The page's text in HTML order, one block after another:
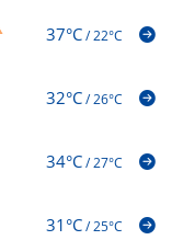
37°C/22°C
32°C/26°C
34°C/27°C
31°C/25°C